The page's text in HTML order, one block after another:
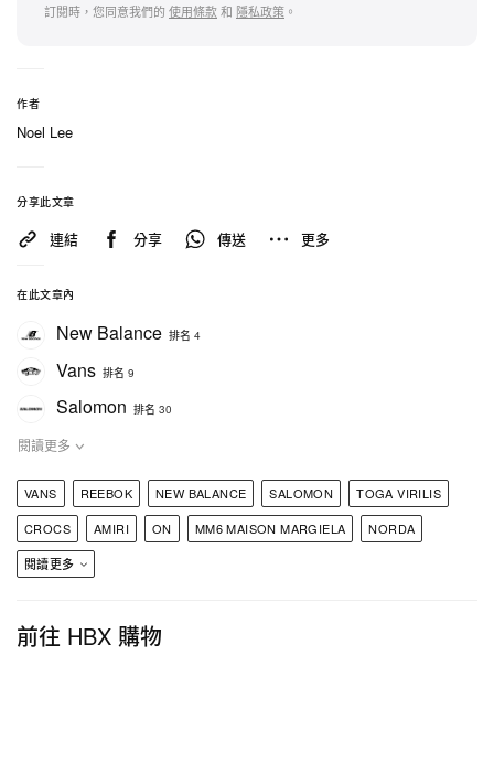
New Balance 1906R
1906R
購買鏈接：HBX
ALIVEFORM FLAINE VEIN
訂閱時，您同意我們的 使用條款和 隱私政策 。
作者
Noel Lee
分享此文章
連結 分享 傳送 更多
在此文章內
New Balance 排名 4
Vans 排名 9
Salomon 排名 30
Reebok
AMIRI
閱讀更多
VANS REEBOK NEW BALANCE SALOMON
TOGA VIRILIS
CROCS
AMIRI ON MM6 MAISON MARGIELA
NORDA
閱讀更多
前往 HBX 購物